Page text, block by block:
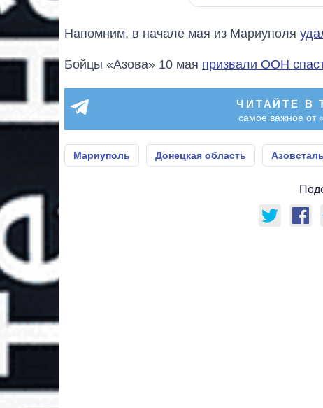
Напомним, в начале мая из Мариуполя
Бойцы «Азова» 10 мая призвали ООН
ЧИТАЙТЕ В
самое важное от
Мариуполь Донецкая область Азовсталь